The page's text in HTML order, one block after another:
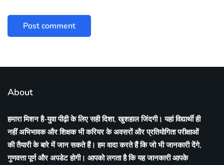
About
हमारा मिशन है-युवा पीढ़ी के लिए सही दिशा, खुशहाल जिंदगी। यहां विद्यार्थी ही
नहीं अभिभावक और शिक्षक भी करियर के अवसरों और प्रतियोगिता परीक्षाओं
की तैयारी के बारे में जान सकते हैं। हम वादा करते हैं कि जो भी जानकारी देंगे,
गुणवत्ता पूर्ण और अपडेट होगी। आपको लगता है कि यह जानकारी आपके